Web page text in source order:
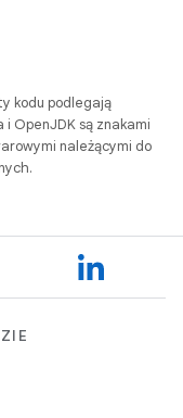
kodu podlegają
i OpenJDK są znakami
należącymi do